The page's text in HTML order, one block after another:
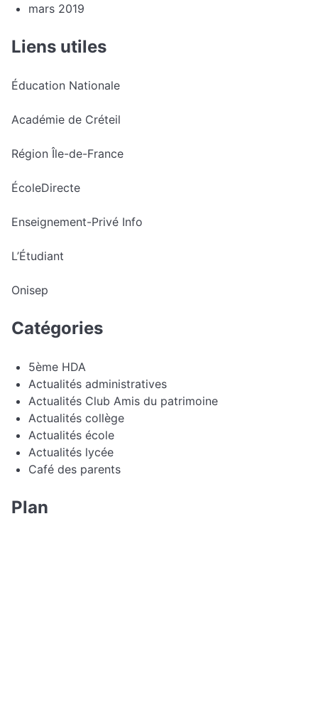
mars 2019
Liens utiles
Éducation Nationale
Académie de Créteil
Région Île-de-France
ÉcoleDirecte
Enseignement-Privé Info
L’Étudiant
Onisep
Catégories
5ème HDA
Actualités administratives
Actualités Club Amis du patrimoine
Actualités collège
Actualités école
Actualités lycée
Café des parents
Plan